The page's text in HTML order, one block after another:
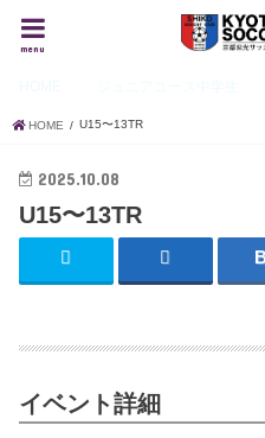
menu
HOME U15〜13TR
2025.10.08
U15〜13TR
イベント詳細